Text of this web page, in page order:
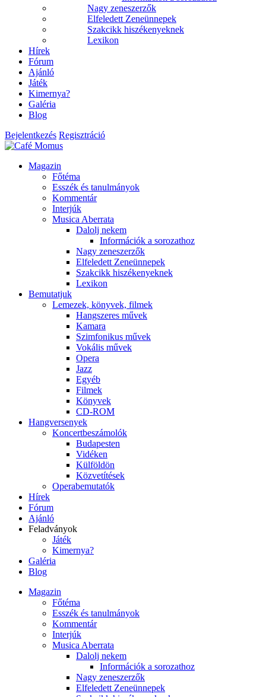
Nagy zeneszerzők
Elfeledett Zeneünnepek
Szakcikk hiszékenyeknek
Lexikon
Hírek
Fórum
Ajánló
Játék
Kimernya?
Galéria
Blog
Bejelentkezés Regisztráció
Magazin
Főtéma
Esszék és tanulmányok
Kommentár
Interjúk
Musica Aberrata
Dalolj nekem
Információk a sorozathoz
Nagy zeneszerzők
Elfeledett Zeneünnepek
Szakcikk hiszékenyeknek
Lexikon
Bemutatjuk
Lemezek, könyvek, filmek
Hangszeres művek
Kamara
Szimfonikus művek
Vokális művek
Opera
Jazz
Egyéb
Filmek
Könyvek
CD-ROM
Hangversenyek
Koncertbeszámolók
Budapesten
Vidéken
Külföldön
Közvetítések
Operabemutatók
Hírek
Fórum
Ajánló
Feladványok
Játék
Kimernya?
Galéria
Blog
Magazin
Főtéma
Esszék és tanulmányok
Kommentár
Interjúk
Musica Aberrata
Dalolj nekem
Információk a sorozathoz
Nagy zeneszerzők
Elfeledett Zeneünnepek